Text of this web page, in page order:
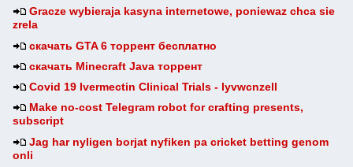
Gracze wybieraja kasyna internetowe, poniewaz chca sie
zrela
скачать GTA 6 торрент бесплатно
скачать Minecraft Java торрент
Covid 19 Ivermectin Clinical Trials - lyvwcnzell
Make no-cost Telegram robot for crafting presents,
subscript
Jag har nyligen borjat nyfiken pa cricket betting genom
onli